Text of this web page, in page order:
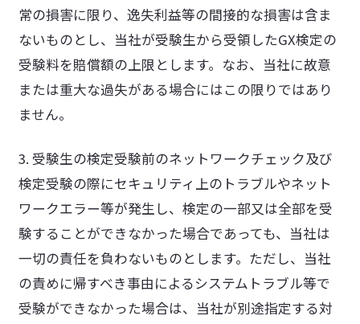
常の損害に限り、逸失利益等の間接的な損害は含ま
ないものとし、当社が受験生から受領したGX検定の
受験料を賠償額の上限とします。なお、当社に故意
または重大な過失がある場合にはこの限りではあり
ません。
3. 受験生の検定受験前のネットワークチェック及び
検定受験の際にセキュリティ上のトラブルやネット
ワークエラー等が発生し、検定の一部又は全部を受
験することができなかった場合であっても、当社は
一切の責任を負わないものとします。ただし、当社
の責めに帰すべき事由によるシステムトラブル等で
受験ができなかった場合は、当社が別途指定する対